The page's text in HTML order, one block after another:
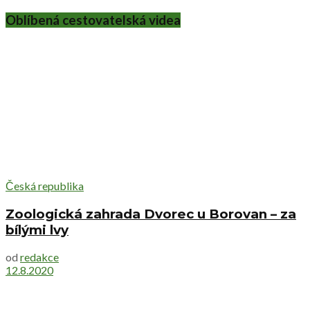
Oblíbená cestovatelská videa
Česká republika
Zoologická zahrada Dvorec u Borovan – za
bílými lvy
od redakce
12.8.2020